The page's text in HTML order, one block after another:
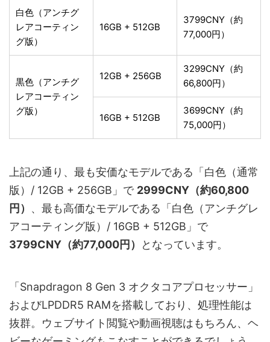
白色（アンチグ
レアコーティン
グ版）
16GB + 512GB
3799CNY（約
77,000円）
黒色（アンチグ
レアコーティン
グ版）
12GB + 256GB
3299CNY（約
66,800円）
16GB + 512GB
3699CNY（約
75,000円）
上記の通り、最も安価なモデルである「白色（通常
版）/ 12GB + 256GB」で 2999CNY（約60,800
円） 、最も高価なモデルである「白色（アンチグレ
アコーティング版）/ 16GB + 512GB」で
3799CNY（約77,000円）
となっています。
「Snapdragon 8 Gen 3 オクタコアプロセッサー」
およびLPDDR5 RAMを搭載しており、処理性能は
抜群。ウェブサイト閲覧や動画視聴はもちろん、ヘ